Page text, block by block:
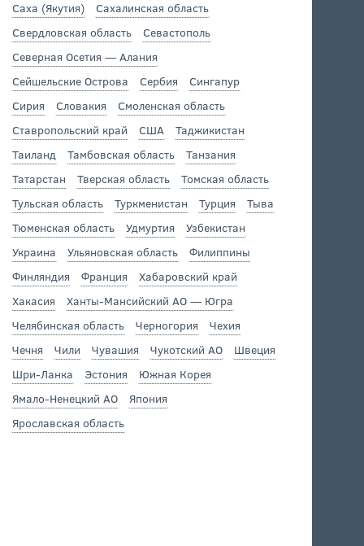
Саха (Якутия)
Сахалинская область
Свердловская область
Севастополь
Северная Осетия — Алания
Сейшельские Острова
Сербия
Сингапур
Сирия
Словакия
Смоленская область
Ставропольский край
США
Таджикистан
Таиланд
Тамбовская область
Танзания
Татарстан
Тверская область
Томская область
Тульская область
Туркменистан Турция
Тыва
Тюменская область
Удмуртия
Узбекистан
Украина
Ульяновская область
Филиппины
Финляндия
Франция
Хабаровский край
Хакасия
Ханты-Мансийский АО — Югра
Челябинская область
Черногория
Чехия
Чечня
Чили Чувашия Чукотский АО
Швеция
Шри-Ланка
Эстония
Южная Корея
Ямало-Ненецкий АО
Япония
Ярославская область